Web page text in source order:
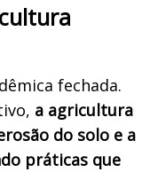
fechada.
a agricultura
do solo e a
práticas que